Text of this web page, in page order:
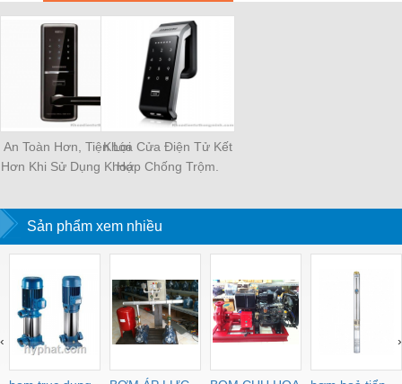
An Toàn Hơn, Tiện Lợi
Hơn Khi Sử Dụng Khoá
Khóa Cửa Điện Tử Kết
Hợp Chống Trộm.
Sản phẩm xem nhiều
‹ ›